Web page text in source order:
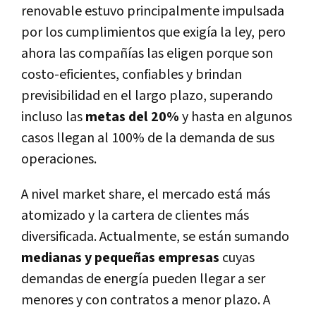
renovable estuvo principalmente impulsada
por los cumplimientos que exigía la ley, pero
ahora las compañías las eligen porque son
costo-eficientes, confiables y brindan
previsibilidad en el largo plazo, superando
incluso lasmetas del 20%y hasta en algunos
casos llegan al 100% de la demanda de sus
operaciones.
A nivel market share, el mercado está más
atomizado y la cartera de clientes más
diversificada. Actualmente, se están sumando
medianas y pequeñas empresas cuyas
demandas de energía pueden llegar a ser
menores y con contratos a menor plazo. A